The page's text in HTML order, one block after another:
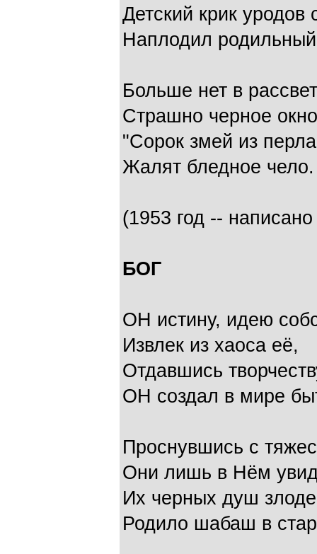
Детский крик уродов
Наплодил
Больше нет в
Страшно черное
"Сорок змей из
Жалят бледное чело.
(1953 год --
БОГ
ОН истину, идею
Извлек из хаоса её,
Отдавшись
ОН создал в мире
Проснувшись с
Они лишь в Нём
Их черных душ
Родило шабаш в